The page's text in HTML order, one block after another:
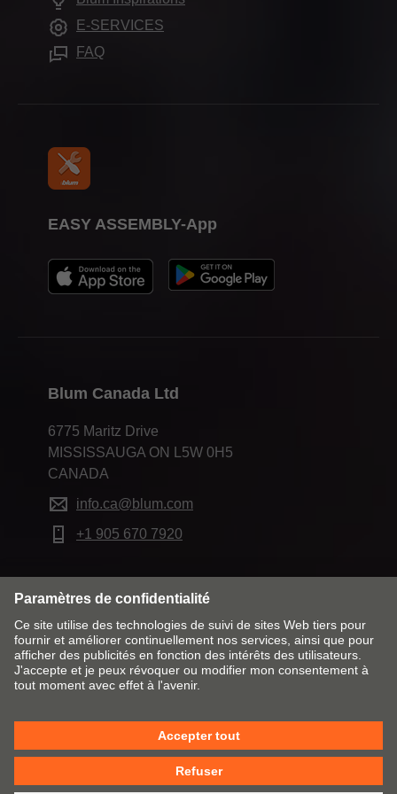
Aides de montage
Formation
Blum Canada Ltd
6775 Maritz Drive
MISSISSAUGA ON L5W 0H5
CANADA
info.ca@blum.com
+1 905 670 7920
EASY ASSEMBLY-App
E-SERVICES
FAQ
Modifier le marché & la langue
Contact Mentions légales
Politique de cookies CGV